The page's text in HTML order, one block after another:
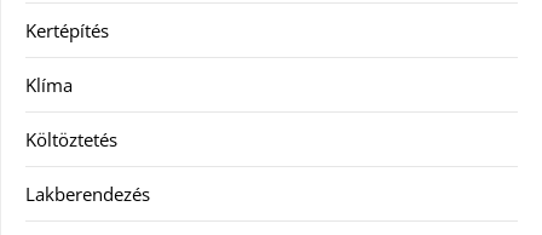
Kertépítés
Klíma
Költöztetés
Lakberendezés